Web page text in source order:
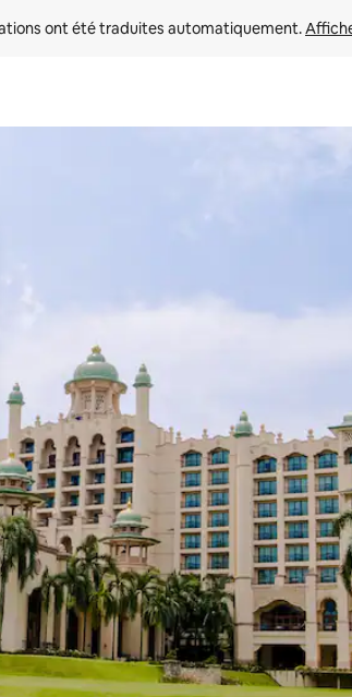
ont été traduites automatiquement.
et vers le bas pour les parcourir ou en